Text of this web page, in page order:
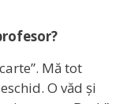
Mă tot
O văd și